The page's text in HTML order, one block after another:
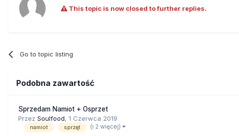
This topic is now closed to further replies.
Go to topic listing
Podobna zawartość
Sprzedam Namiot + Osprzet
Przez Soulfood, 1 Czerwca 2019
namiot sprzęt (i 2 więcej)